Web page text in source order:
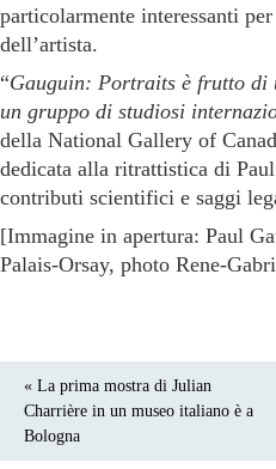
particolarmente interessanti
dell’artista.
“Gauguin: Portraits è frutto di
un gruppo di studiosi
della National Gallery of
dedicata alla ritrattistica di
contributi scientifici e saggi
[Immagine in apertura: Paul
Palais-Orsay, photo Rene-
« La prima mostra di Julian
Charrière in un museo italiano è a
Bologna